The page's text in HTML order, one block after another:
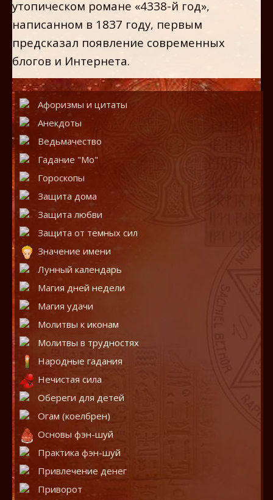
утопическом романе «4338-й год»,
написанном в 1837 году, первым
предсказал появление современных
блогов и Интернета.
Афоризмы и цитаты
Анекдоты
Ведьмачество
Гадание "Мо"
Гороскопы
Защита дома
Защита любви
Защита от темных сил
Значение имени
Лунный календарь
Магия дней недели
Магия удачи
Молитвы к иконам
Молитвы в трудностях
Народные гадания
Нечистая сила
Обереги для детей
Огам (коелбрен)
Основы фэн-шуй
Практика фэн-шуй
Привлечение денег
Приворот